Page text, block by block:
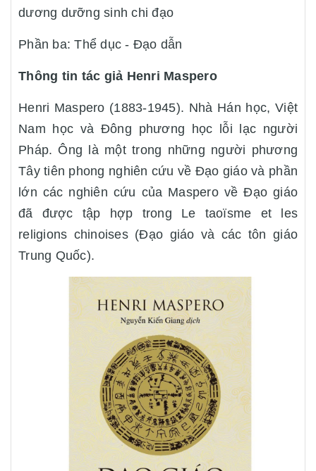
dương dưỡng sinh chi đạo
Phần ba: Thể dục - Đạo dẫn
Thông tin tác giả Henri Maspero
Henri Maspero (1883-1945). Nhà Hán học, Việt
Nam học và Đông phương học lỗi lạc người
Pháp. Ông là một trong những người phương
Tây tiên phong nghiên cứu về Đạo giáo và phần
lớn các nghiên cứu của Maspero về Đạo giáo
đã được tập hợp trong Le taoïsme et les
religions chinoises (Đạo giáo và các tôn giáo
Trung Quốc).